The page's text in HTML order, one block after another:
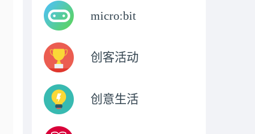
micro:bit
创客活动
创意生活